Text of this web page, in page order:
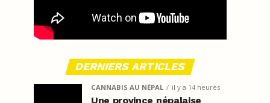
DERNIERS ARTICLES
CANNABIS AU NÉPAL il y a 14 heures
Une province népalaise